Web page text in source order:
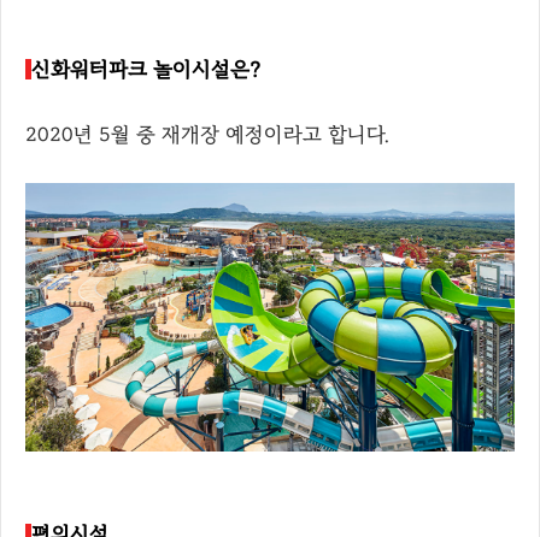
신화워터파크 놀이시설은?
2020년 5월 중 재개장 예정이라고 합니다.